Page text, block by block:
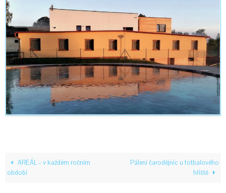
AREÁL – v každém ročním
období
Pálení čarodějnic u fotbalového
hřiště